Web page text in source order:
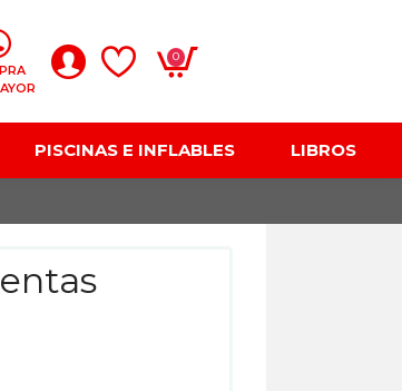
0
PISCINAS E INFLABLES LIBROS